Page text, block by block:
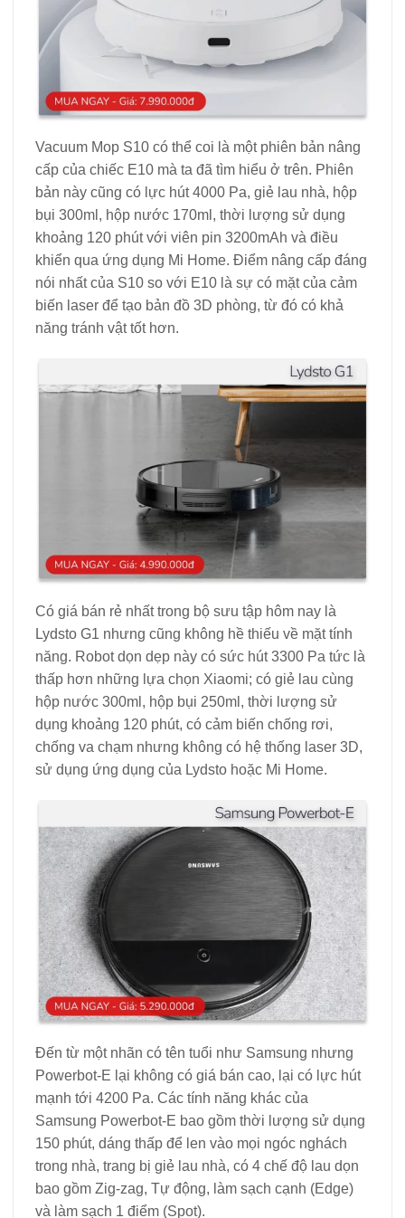
Vacuum Mop S10 có thể coi là một phiên bản nâng
cấp của chiếc E10 mà ta đã tìm hiểu ở trên. Phiên
bản này cũng có lực hút 4000 Pa, giẻ lau nhà, hộp
bụi 300ml, hộp nước 170ml, thời lượng sử dụng
khoảng 120 phút với viên pin 3200mAh và điều
khiển qua ứng dụng Mi Home. Điểm nâng cấp đáng
nói nhất của S10 so với E10 là sự có mặt của cảm
biến laser để tạo bản đồ 3D phòng, từ đó có khả
năng tránh vật tốt hơn.
Có giá bán rẻ nhất trong bộ sưu tập hôm nay là
Lydsto G1 nhưng cũng không hề thiếu về mặt tính
năng. Robot dọn dẹp này có sức hút 3300 Pa tức là
thấp hơn những lựa chọn Xiaomi; có giẻ lau cùng
hộp nước 300ml, hộp bụi 250ml, thời lượng sử
dụng khoảng 120 phút, có cảm biến chống rơi,
chống va chạm nhưng không có hệ thống laser 3D,
sử dụng ứng dụng của Lydsto hoặc Mi Home.
Đến từ một nhãn có tên tuổi như Samsung nhưng
Powerbot-E lại không có giá bán cao, lại có lực hút
mạnh tới 4200 Pa. Các tính năng khác của
Samsung Powerbot-E bao gồm thời lượng sử dụng
150 phút, dáng thấp để len vào mọi ngóc nghách
trong nhà, trang bị giẻ lau nhà, có 4 chế độ lau dọn
bao gồm Zig-zag, Tự động, làm sạch cạnh (Edge)
và làm sạch 1 điểm (Spot).